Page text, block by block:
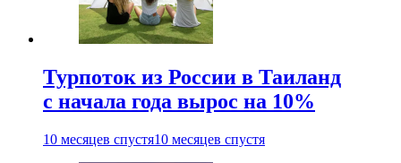
Турпоток из России в Таиланд
с начала года вырос на 10%
10 месяцев спустя10 месяцев спустя